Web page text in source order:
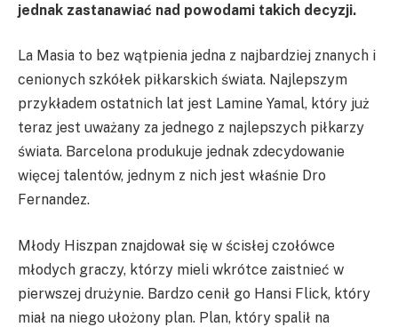
jednak zastanawiać nad powodami takich decyzji.
La Masia to bez wątpienia jedna z najbardziej znanych i
cenionych szkółek piłkarskich świata. Najlepszym
przykładem ostatnich lat jest Lamine Yamal, który już
teraz jest uważany za jednego z najlepszych piłkarzy
świata. Barcelona produkuje jednak zdecydowanie
więcej talentów, jednym z nich jest właśnie Dro
Fernandez.
Młody Hiszpan znajdował się w ścisłej czołówce
młodych graczy, którzy mieli wkrótce zaistnieć w
pierwszej drużynie. Bardzo cenił go Hansi Flick, który
miał na niego ułożony plan. Plan, który spalił na